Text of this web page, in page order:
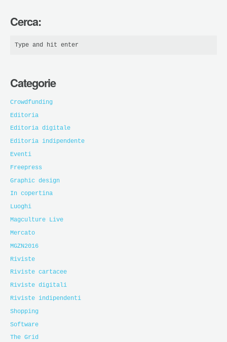
Cerca:
Categorie
Crowdfunding
Editoria
Editoria digitale
Editoria indipendente
Eventi
Freepress
Graphic design
In copertina
Luoghi
Magculture Live
Mercato
MGZN2016
Riviste
Riviste cartacee
Riviste digitali
Riviste indipendenti
Shopping
Software
The Grid